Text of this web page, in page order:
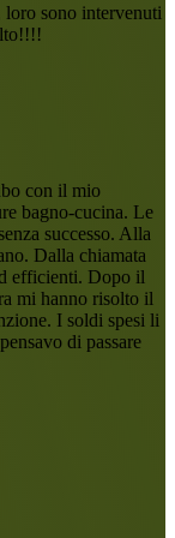
sono intervenuti
con il mio
bagno-cucina. Le
successo. Alla
Dalla chiamata
efficienti. Dopo il
mi hanno risolto il
I soldi spesi li
di passare